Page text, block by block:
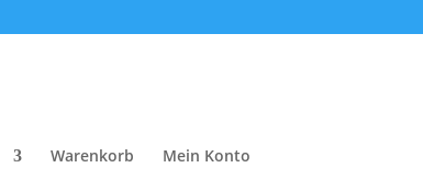
Warenkorb Mein Konto